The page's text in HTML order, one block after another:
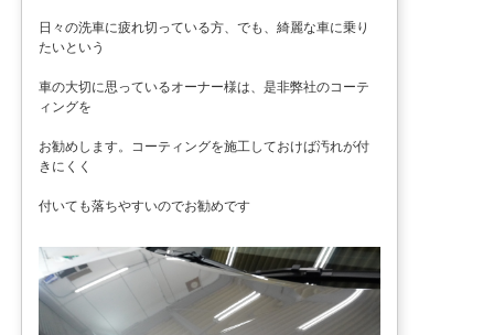
日々の洗車に疲れ切っている方、でも、綺麗な車に乗り
たいという
車の大切に思っているオーナー様は、是非弊社のコーテ
ィングを
お勧めします。コーティングを施工しておけば汚れが付
きにくく
付いても落ちやすいのでお勧めです